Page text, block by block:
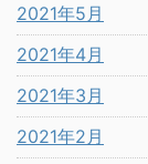
2021年5月
2021年4月
2021年3月
2021年2月